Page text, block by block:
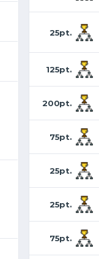
25pt.
125pt.
200pt.
75pt.
25pt.
25pt.
75pt.